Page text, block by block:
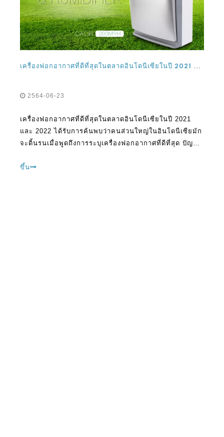
เครื่องฟอกอากาศที่ดีที่สุดในตลาดอินโดนีเซียในปี 2021 และ 2022 คืออะไร?
2564-06-23
เครื่องฟอกอากาศที่ดีที่สุดในตลาดอินโดนีเซียในปี 2021
และ 2022 ได้รับการค้นพบว่าคนส่วนใหญ่ในอินโดนีเซียมัก
จะดิ้นรนเมื่อพูดถึงการระบุเครื่องฟอกอากาศที่ดีที่สุด ปัญหา
อาจจบลง
ขึ้น